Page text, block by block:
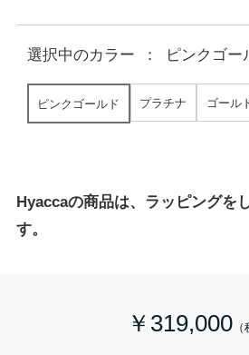
選択中のカラー ： ピンクゴー
ピンクゴールド プラチナ ゴール
Hyaccaの商品は、ラッピングを
す。
￥319,000